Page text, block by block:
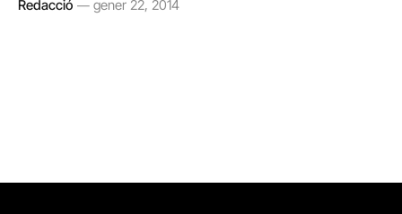
Redacció gener 22, 2014